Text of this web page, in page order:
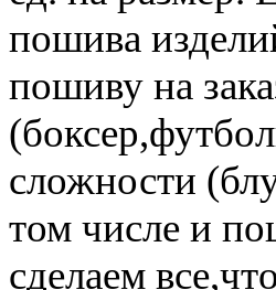
пошива
пошиву на
сложности
том числе и
сделаем